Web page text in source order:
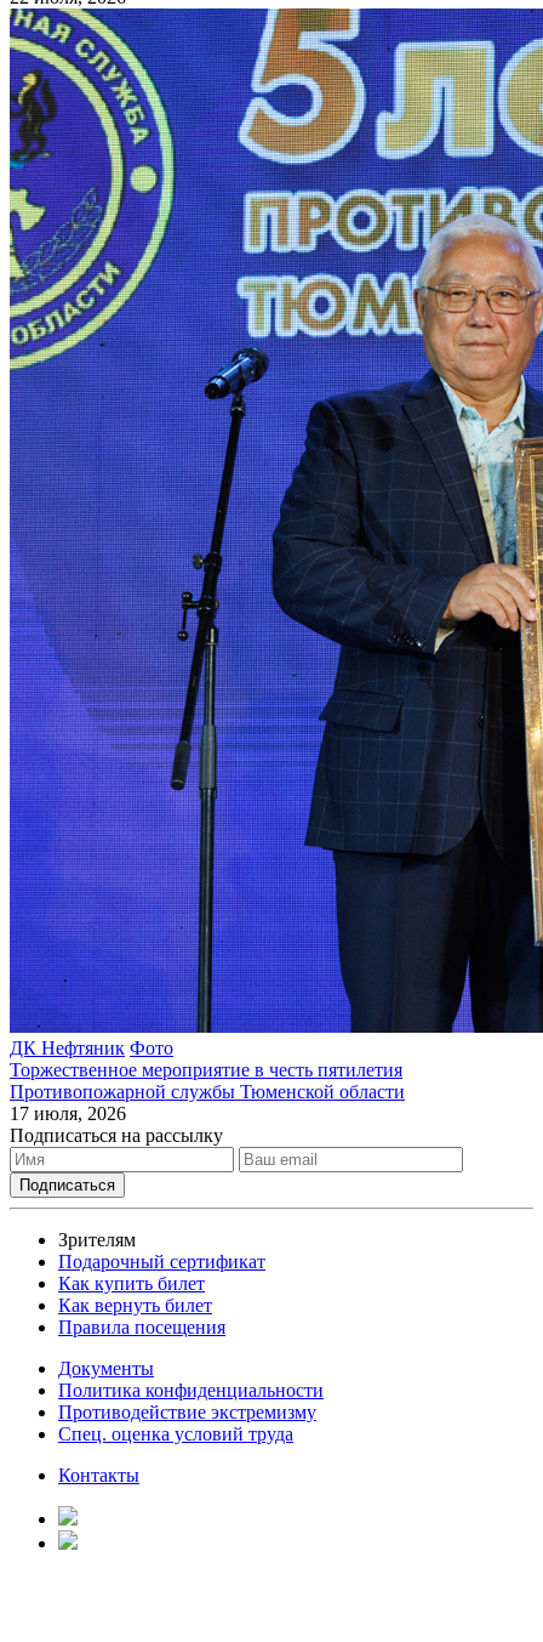
ДК Нефтяник Фото
Торжественное мероприятие в честь пятилетия
Противопожарной службы Тюменской области
17 июля, 2026
Подписаться на рассылку
Зрителям
Подарочный сертификат
Как купить билет
Как вернуть билет
Правила посещения
Документы
Политика конфиденциальности
Противодействие экстремизму
Спец. оценка условий труда
Контакты